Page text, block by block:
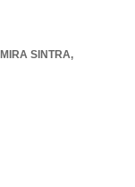
SINTRA,